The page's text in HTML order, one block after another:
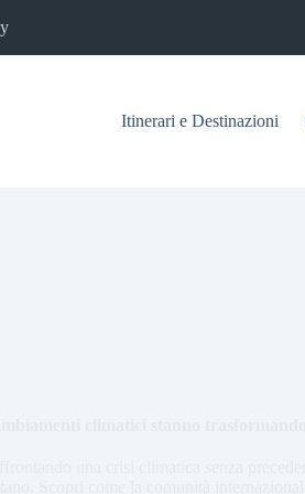
Itinerari e Destinazioni